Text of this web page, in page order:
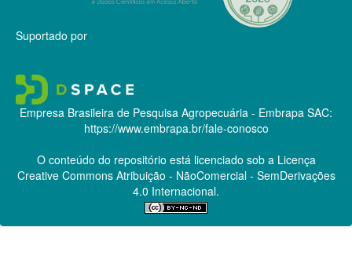
Suportado por
Empresa Brasileira de Pesquisa Agropecuária - Embrapa SAC:
https://www.embrapa.br/fale-conosco
O conteúdo do repositório está licenciado sob a Licença
Creative CommonsAtribuição - NãoComercial - SemDerivações
4.0 Internacional.